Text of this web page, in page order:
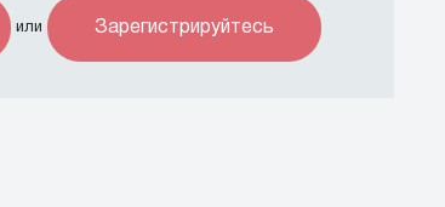
или Зарегистрируйтесь